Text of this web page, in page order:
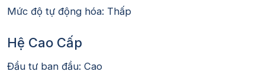
Mức độ tự động hóa: Thấp
Hệ Cao Cấp
Đầu tư ban đầu: Cao